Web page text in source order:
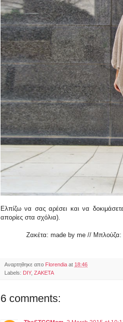
Ελπίζω να σας αρέσει και να
απορίες στα σχόλια).
Ζακέτα: made by me //
Αναρτηθηκε απο Florendia at 18:46
Labels: DIY, ΖΑΚΕΤΑ
6 comments: